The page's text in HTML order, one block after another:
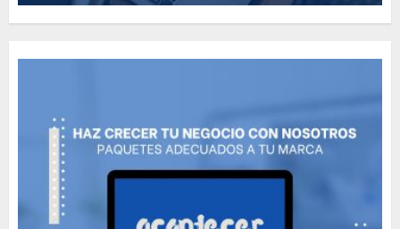
How Many of These Italian
MAYO 14, 2024 812
Need to Know About the
Classic Cars in a Retro
Movie?